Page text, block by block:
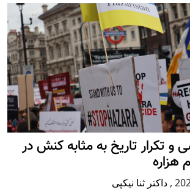
تکرار تاريخ به مثابه کنش در
, داکتر ثنا نیکپی